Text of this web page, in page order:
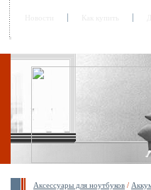
Аксессуары для ноутбуков /